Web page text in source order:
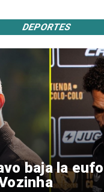
baja la
DEPORTES